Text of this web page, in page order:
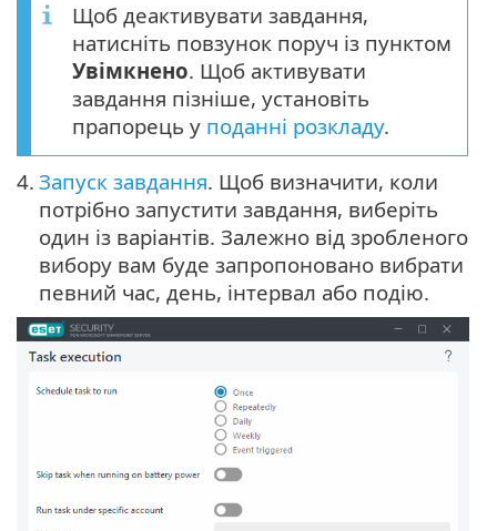
Щоб деактивувати завдання,
натисніть повзунок поруч із пунктом
Увімкнено. Щоб активувати
завдання пізніше, установіть
прапорець у поданні розкладу.
4. Запуск завдання. Щоб визначити, коли
потрібно запустити завдання, виберіть
один із варіантів. Залежно від зробленого
вибору вам буде запропоновано вибрати
певний час, день, інтервал або подію.